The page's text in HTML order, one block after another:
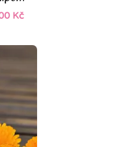
Kč